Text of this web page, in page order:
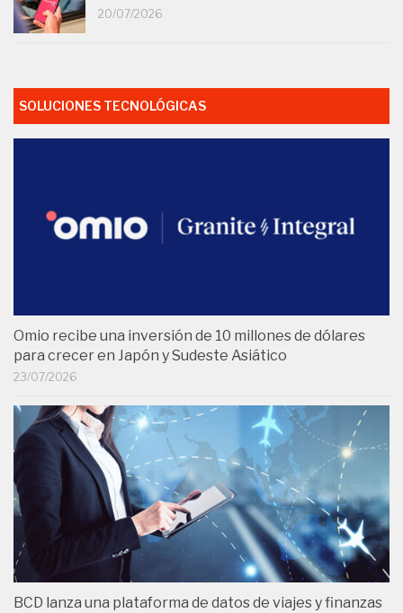
20/07/2026
SOLUCIONES TECNOLÓGICAS
Omio recibe una inversión de 10 millones de dólares
para crecer en Japón y Sudeste Asiático
23/07/2026
BCD lanza una plataforma de datos de viajes y finanzas